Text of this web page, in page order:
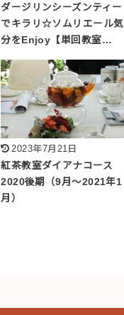
ダージリンシーズンティー
でキラリ☆ソムリエール気
分をEnjoy【単回教室…
2023年7月21日
紅茶教室ダイアナコース
2020後期（9月～2021年1
月）